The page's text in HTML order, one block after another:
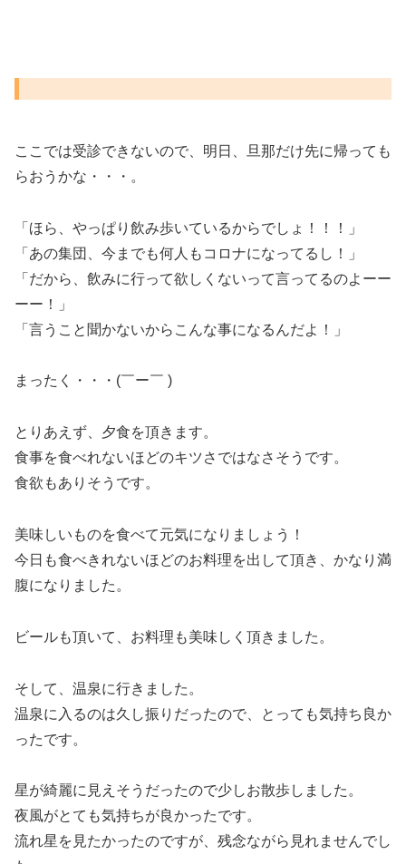
ここでは受診できないので、明日、旦那だけ先に帰っても
らおうかな・・・。
「ほら、やっぱり飲み歩いているからでしょ！！！」
「あの集団、今までも何人もコロナになってるし！」
「だから、飲みに行って欲しくないって言ってるのよーー
ーー！」
「言うこと聞かないからこんな事になるんだよ！」
まったく・・・(￣ー￣ )
とりあえず、夕食を頂きます。
食事を食べれないほどのキツさではなさそうです。
食欲もありそうです。
美味しいものを食べて元気になりましょう！
今日も食べきれないほどのお料理を出して頂き、かなり満
腹になりました。
ビールも頂いて、お料理も美味しく頂きました。
そして、温泉に行きました。
温泉に入るのは久し振りだったので、とっても気持ち良か
ったです。
星が綺麗に見えそうだったので少しお散歩しました。
夜風がとても気持ちが良かったです。
流れ星を見たかったのですが、残念ながら見れませんでし